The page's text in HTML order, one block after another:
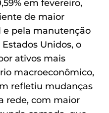
em fevereiro,
de maior
e pela manutenção
Unidos, o
ativos mais
macroeconômico,
refletiu mudanças
rede, com maior